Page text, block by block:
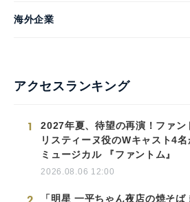
海外企業
アクセスランキング
1
2027年夏、待望の再演！ファン
リスティーヌ役のWキャスト4名
ミュージカル 『ファントム』
2026.08.06 12:00
「明星 一平ちゃん夜店の焼そば